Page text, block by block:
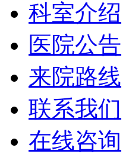
科室介绍
医院公告
来院路线
联系我们
在线咨询